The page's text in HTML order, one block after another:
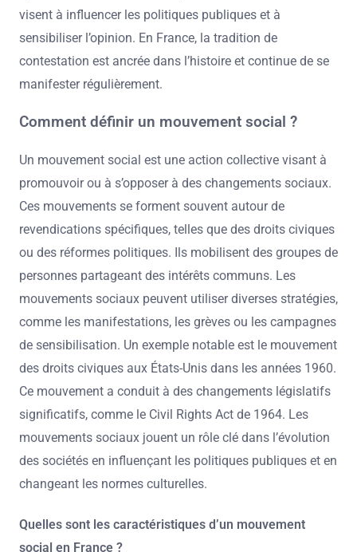
visent à influencer les politiques publiques et à
sensibiliser l’opinion. En France, la tradition de
contestation est ancrée dans l’histoire et continue de se
manifester régulièrement.
Comment définir un mouvement social ?
Un mouvement social est une action collective visant à
promouvoir ou à s’opposer à des changements sociaux.
Ces mouvements se forment souvent autour de
revendications spécifiques, telles que des droits civiques
ou des réformes politiques. Ils mobilisent des groupes de
personnes partageant des intérêts communs. Les
mouvements sociaux peuvent utiliser diverses stratégies,
comme les manifestations, les grèves ou les campagnes
de sensibilisation. Un exemple notable est le mouvement
des droits civiques aux États-Unis dans les années 1960.
Ce mouvement a conduit à des changements législatifs
significatifs, comme le Civil Rights Act de 1964. Les
mouvements sociaux jouent un rôle clé dans l’évolution
des sociétés en influençant les politiques publiques et en
changeant les normes culturelles.
Quelles sont les caractéristiques d’un mouvement
social en France ?